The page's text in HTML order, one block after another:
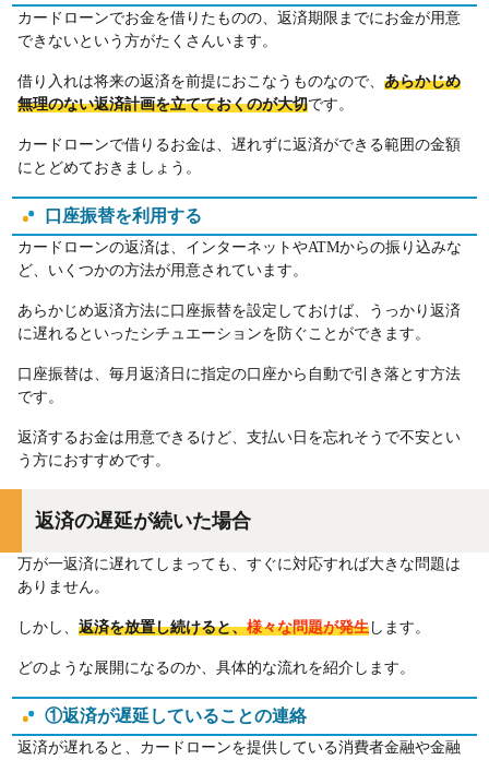
カードローンでお金を借りたものの、返済期限までにお金が用意
できないという方がたくさんいます。
借り入れは将来の返済を前提におこなうものなので、 あらかじめ
無理のない返済計画を立てておくのが大切です。
カードローンで借りるお金は、遅れずに返済ができる範囲の金額
にとどめておきましょう。
口座振替を利用する
カードローンの返済は、インターネットやATMからの振り込みな
ど、いくつかの方法が用意されています。
あらかじめ返済方法に口座振替を設定しておけば、うっかり返済
に遅れるといったシチュエーションを防ぐことができます。
口座振替は、毎月返済日に指定の口座から自動で引き落とす方法
です。
返済するお金は用意できるけど、支払い日を忘れそうで不安とい
う方におすすめです。
返済の遅延が続いた場合
万が一返済に遅れてしまっても、すぐに対応すれば大きな問題は
ありません。
しかし、 返済を放置し続けると、様々な問題が発生します。
どのような展開になるのか、具体的な流れを紹介します。
①返済が遅延していることの連絡
返済が遅れると、カードローンを提供している消費者金融や金融